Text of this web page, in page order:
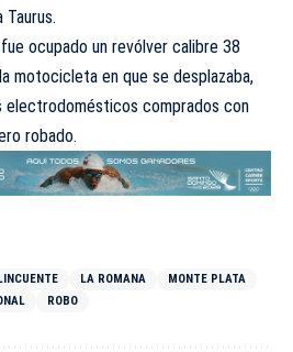
fue ocupado un revólver calibre 38
motocicleta en que se desplazaba,
electrodomésticos comprados con
robado.
LA ROMANA
MONTE PLATA
ROBO